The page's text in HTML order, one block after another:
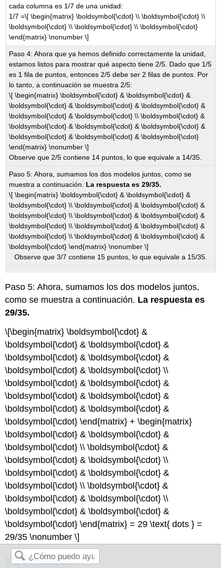
cada columna es 1/7 de una unidad:
1/7 =\[ \begin{matrix} \boldsymbol{\cdot} \\ \boldsymbol{\cdot} \\
\boldsymbol{\cdot} \\ \boldsymbol{\cdot} \\ \boldsymbol{\cdot}
\end{matrix} \nonumber \]
Paso 4: Ahora que ya hemos definido correctamente la unidad,
estamos listos para mostrar qué aspecto tiene 2/5. Dado que 1/5
es 1 fila de puntos, entonces 2/5 debe ser 2 filas de puntos. Por
lo tanto, a continuación se muestra 2/5:
\[ \begin{matrix} \boldsymbol{\cdot} & \boldsymbol{\cdot} &
\boldsymbol{\cdot} & \boldsymbol{\cdot} & \boldsymbol{\cdot} &
\boldsymbol{\cdot} & \boldsymbol{\cdot} \\ \boldsymbol{\cdot} &
\boldsymbol{\cdot} & \boldsymbol{\cdot} & \boldsymbol{\cdot} &
\boldsymbol{\cdot} & \boldsymbol{\cdot} & \boldsymbol{\cdot}
\end{matrix} \nonumber \]
Observe que 2/5 contiene 14 puntos, lo que equivale a 14/35.
Paso 5: Ahora, sumamos los dos modelos juntos, como se
muestra a continuación. La respuesta es 29/35.
\[ \begin{matrix} \boldsymbol{\cdot} & \boldsymbol{\cdot} &
\boldsymbol{\cdot} \\ \boldsymbol{\cdot} & \boldsymbol{\cdot} &
\boldsymbol{\cdot} \\ \boldsymbol{\cdot} & \boldsymbol{\cdot} &
\boldsymbol{\cdot} \\ \boldsymbol{\cdot} & \boldsymbol{\cdot} &
\boldsymbol{\cdot} \\ \boldsymbol{\cdot} & \boldsymbol{\cdot} &
\boldsymbol{\cdot} \end{matrix} \nonumber \]
Observe que 3/7 contiene 15 puntos, lo que equivale a 15/35.
Paso 5: Ahora, sumamos los dos modelos juntos,
como se muestra a continuación. La respuesta es
29/35.
\[\begin{matrix} \boldsymbol{\cdot} &
\boldsymbol{\cdot} & \boldsymbol{\cdot} &
\boldsymbol{\cdot} & \boldsymbol{\cdot} &
\boldsymbol{\cdot} & \boldsymbol{\cdot} \\
\boldsymbol{\cdot} & \boldsymbol{\cdot} &
\boldsymbol{\cdot} & \boldsymbol{\cdot} &
\boldsymbol{\cdot} & \boldsymbol{\cdot} &
\boldsymbol{\cdot} \end{matrix} + \begin{matrix}
\boldsymbol{\cdot} & \boldsymbol{\cdot} &
\boldsymbol{\cdot} \\ \boldsymbol{\cdot} &
\boldsymbol{\cdot} & \boldsymbol{\cdot} \\
\boldsymbol{\cdot} & \boldsymbol{\cdot} &
\boldsymbol{\cdot} \\ \boldsymbol{\cdot} &
\boldsymbol{\cdot} & \boldsymbol{\cdot} \\
\boldsymbol{\cdot} & \boldsymbol{\cdot} &
\boldsymbol{\cdot} \end{matrix} = 29 \text{ dots } =
29/35 \nonumber \]
Ejercicio 20